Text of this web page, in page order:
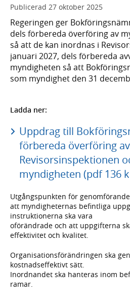
Publicerad 27 oktober 2025
Regeringen ger
dels förbereda överföring av
så att de kan inordnas i
januari 2027, dels förbereda
myndigheten så att
som myndighet den 31
Ladda ner:
Uppdrag till
förbereda överföring
Revisorsinspektionen
myndigheten (pdf 136
Utgångspunkten för
att myndigheternas befintliga
instruktionerna ska vara
oförändrade och att uppgifterna
effektivitet och kvalitet.
Organisationsförändringen ska
kostnadseffektivt sätt.
Inordnandet ska hanteras inom
ramar.